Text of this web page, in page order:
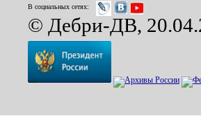
В социальных сетях:
© Дебри-ДВ,